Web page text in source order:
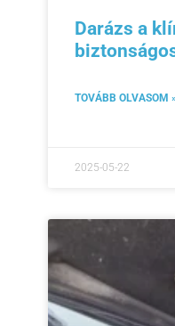
Darázs a
TOVÁBB OLVASOM
2025-05-22